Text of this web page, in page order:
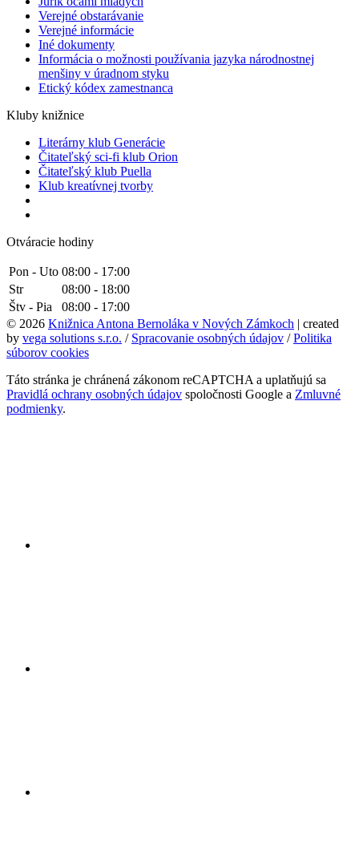
Verejné obstarávanie
Verejné informácie
Iné dokumenty
Informácia o možnosti používania jazyka národnostnej
menšiny v úradnom styku
Etický kódex zamestnanca
Kluby knižnice
Literárny klub Generácie
Čitateľský sci-fi klub Orion
Čitateľský klub Puella
Klub kreatívnej tvorby
Otváracie hodiny
Pon - Uto 08:00 - 17:00
Str
08:00 - 18:00
Štv - Pia
08:00 - 17:00
© 2026 Knižnica Antona Bernoláka v Nových Zámkoch | created
by vega solutions s.r.o. / Spracovanie osobných údajov /Politika
súborov cookies
Táto stránka je chránená zákonom reCAPTCHA a uplatňujú sa
Pravidlá ochrany osobných údajov spoločnosti Google a Zmluvné
podmienky.